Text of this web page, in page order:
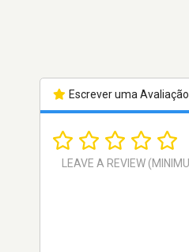
Escrever uma Avaliação